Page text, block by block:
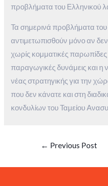
προβλήματα του Ελληνικού
Τα σημερινά προβλήματα
αντιμετωπισθούν μόνο αν
χωρίς κομματικές
παραγωγικές δυνάμεις και η
νέας στρατηγικής για την
που δεν κάνατε και στη
κονδυλίων του Ταμείου
← Previous Post